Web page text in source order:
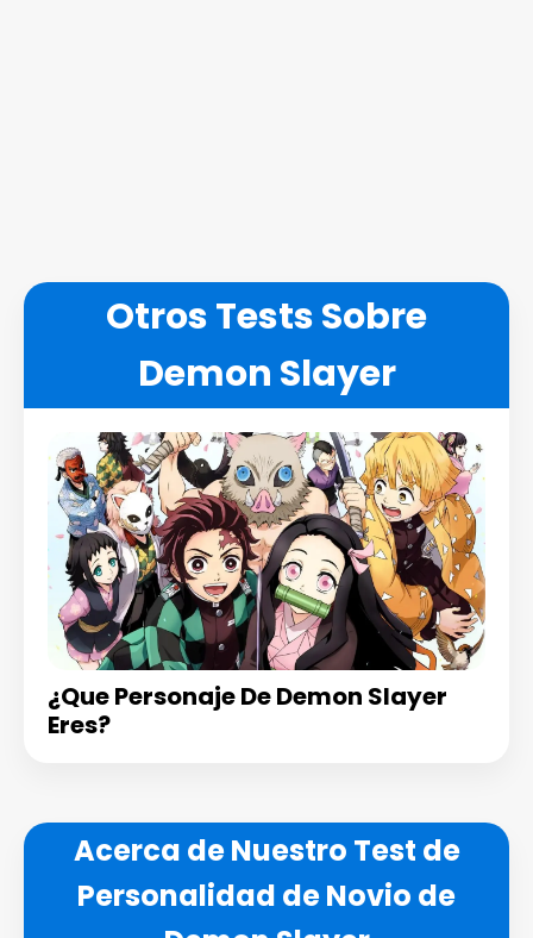
Otros Tests Sobre
Demon Slayer
¿Que Personaje De Demon Slayer
Eres?
Acerca de Nuestro Test de
Personalidad de Novio de